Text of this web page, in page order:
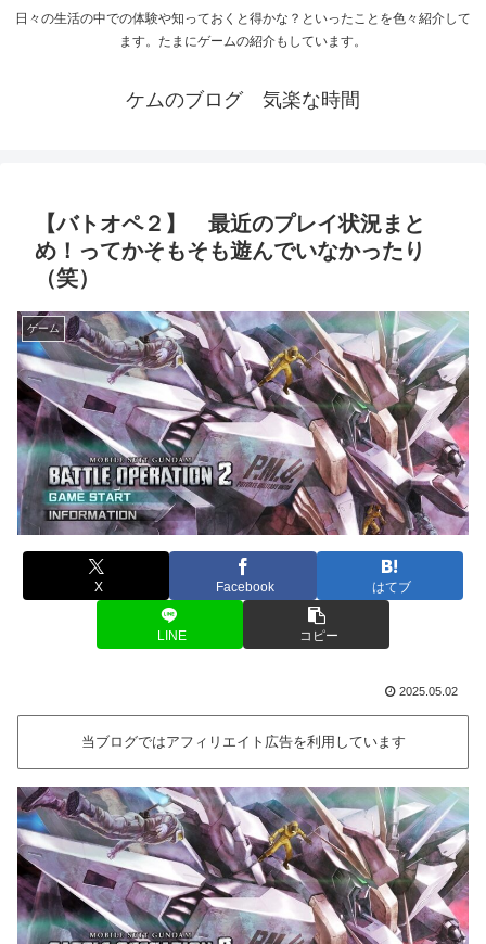
日々の生活の中での体験や知っておくと得かな？といったことを色々紹介して
ます。たまにゲームの紹介もしています。
ケムのブログ 気楽な時間
【バトオペ２】 最近のプレイ状況まと
め！ってかそもそも遊んでいなかったり
（笑）
ゲーム
X Facebook はてブ
LINE コピー
2025.05.02
当ブログではアフィリエイト広告を利用しています